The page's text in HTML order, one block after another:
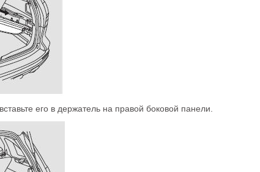
его в держатель на правой боковой панели.